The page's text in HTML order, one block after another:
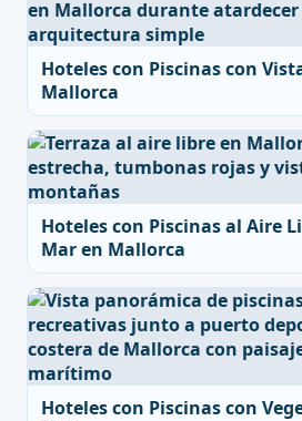
Hoteles con Piscinas con
Mallorca
Hoteles con Piscinas al Aire
Mar en Mallorca
Hoteles con Piscinas con